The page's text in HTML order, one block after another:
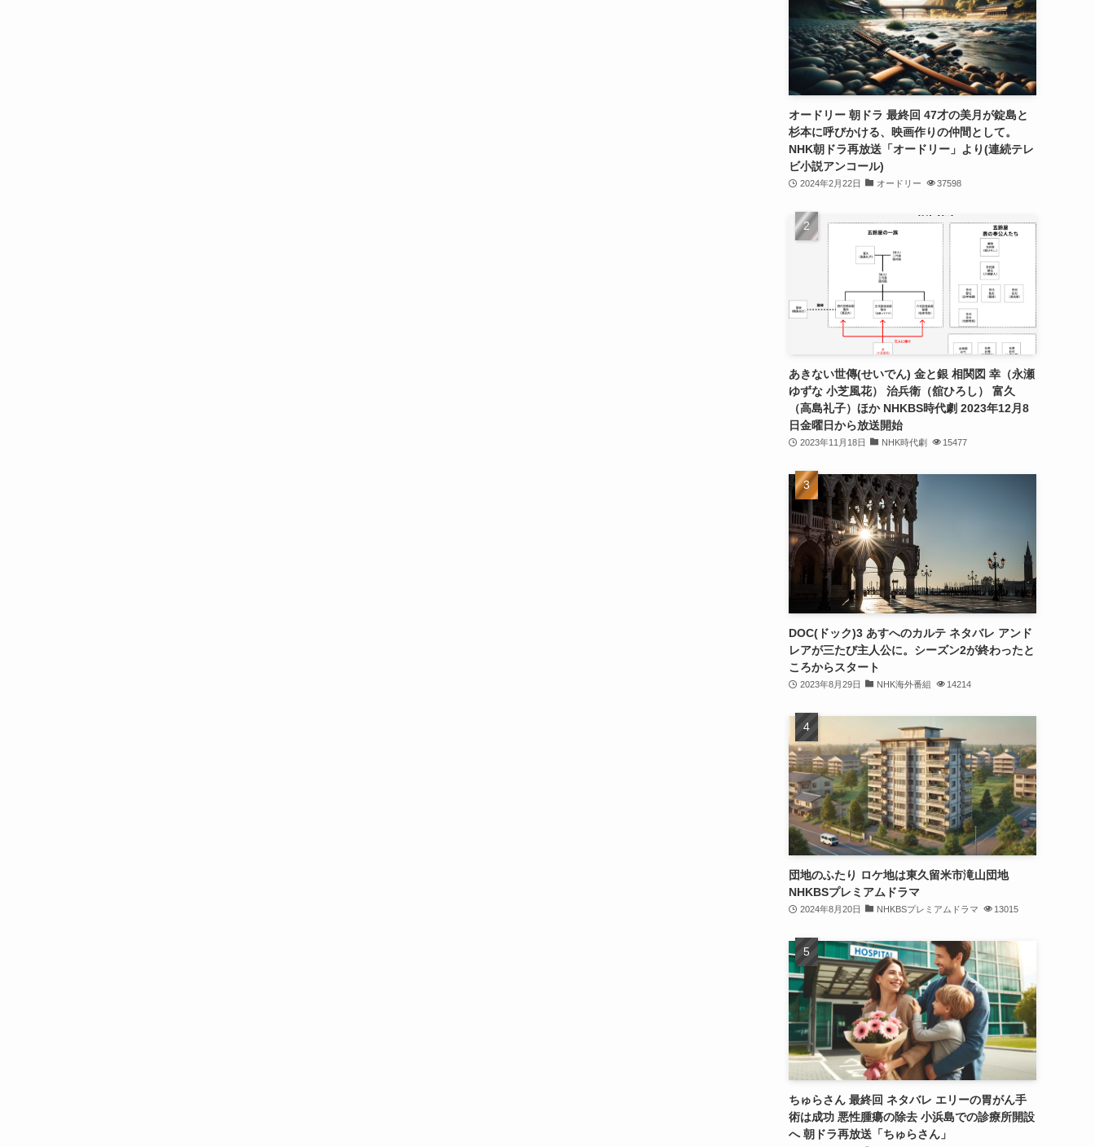
オードリー 朝ドラ 最終回 47才の美月が錠島と
杉本に呼びかける、映画作りの仲間として。
NHK朝ドラ再放送「オードリー」より(連続テレ
ビ小説アンコール)
2024年2月22日 オードリー 37598
あきない世傳(せいでん) 金と銀 相関図 幸（永瀬
ゆずな 小芝風花） 治兵衛（舘ひろし） 富久
（高島礼子）ほか NHKBS時代劇 2023年12月8
日金曜日から放送開始
2023年11月18日 NHK時代劇 15477
DOC(ドック)3 あすへのカルテ ネタバレ アンド
レアが三たび主人公に。シーズン2が終わったと
ころからスタート
2023年8月29日 NHK海外番組 14214
団地のふたり ロケ地は東久留米市滝山団地
NHKBSプレミアムドラマ
2024年8月20日 NHKBSプレミアムドラマ 13015
ちゅらさん 最終回 ネタバレ エリーの胃がん手
術は成功 悪性腫瘍の除去 小浜島での診療所開設
へ 朝ドラ再放送「ちゅらさん」